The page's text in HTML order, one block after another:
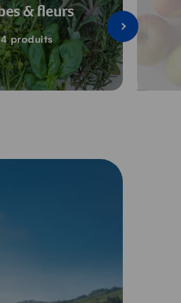
& fleurs
produits